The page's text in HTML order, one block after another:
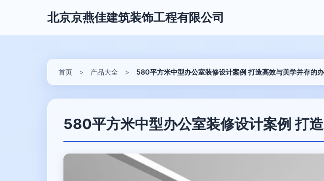
北京京燕佳建筑装饰工程有限公司
首页 > 产品大全 > 580平方米中型办公室装修设计案例 打造高效与美学并存的
580平方米中型办公室装修设计案例 打